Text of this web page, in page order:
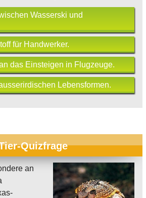
Wasserski und
für Handwerker.
das Einsteigen in Flugzeuge.
Lebensformen.
Quizfrage
an